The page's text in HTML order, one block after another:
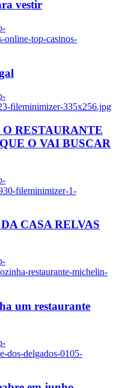
vestir
online-top-casinos-
fileminimizer-335x256.jpg
RESTAURANTE
O VAI BUSCAR
fileminimizer-1-
CASA RELVAS
restaurante-michelin-
um restaurante
dos-delgados-0105-